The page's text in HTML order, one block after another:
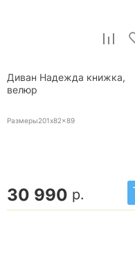
Диван Надежда книжка,
велюр
Размеры201x82x89
30 990 р.